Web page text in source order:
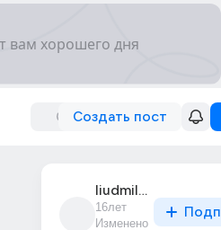
Создать пост
liudmila_apichina
16лет
Изменено